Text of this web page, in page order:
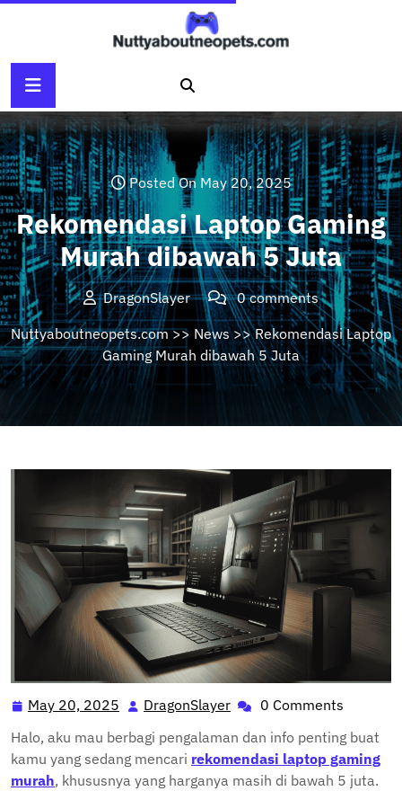
Posted On May 20, 2025
Rekomendasi Laptop Gaming
Murah dibawah 5 Juta
DragonSlayer
0 comments
Nuttyaboutneopets.com>> News>> Rekomendasi Laptop
Gaming Murah dibawah 5 Juta
May 20, 2025 May
20,
2025
DragonSlayer DragonSlayer
0 Comments
Halo, aku mau berbagi pengalaman dan info penting buat
kamu yang sedang mencari rekomendasi laptop gaming
murah, khususnya yang harganya masih di bawah 5 juta.